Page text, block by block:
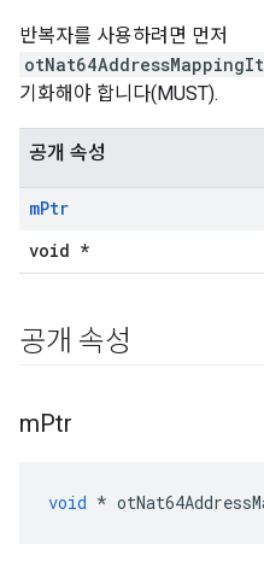
반복자를 사용하려면 먼저
기화해야 합니다(MUST).
공개 속성
mPtr
void *
공개 속성
mPtr
void *